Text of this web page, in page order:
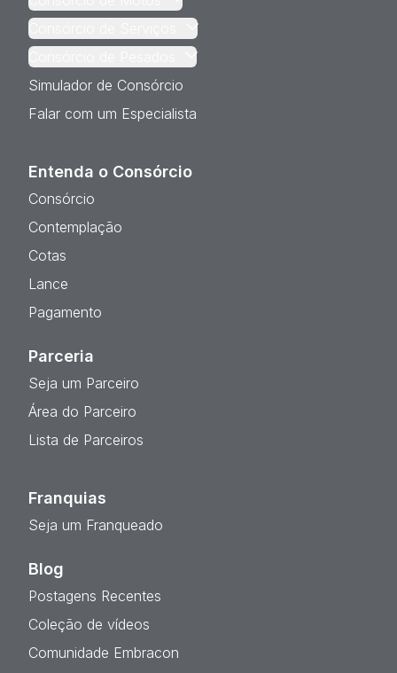
Consórcio de Serviços
Consórcio de Pesados
Simulador de Consórcio
Falar com um Especialista
Entenda o Consórcio
Consórcio
Contemplação
Cotas
Lance
Pagamento
Parceria
Seja um Parceiro
Área do Parceiro
Lista de Parceiros
Franquias
Seja um Franqueado
Blog
Postagens Recentes
Coleção de vídeos
Comunidade Embracon